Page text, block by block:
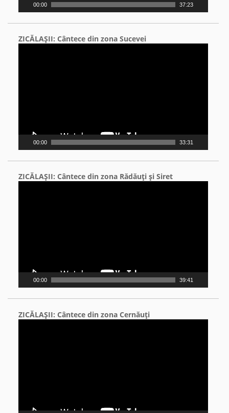
00:00 37:23
ZICĂLAŞII: Cântece din zona Sucevei
00:00 33:31
ZICĂLAŞII: Cântece din zona Rădăuţi şi Siret
00:00 39:41
ZICĂLAŞII: Cântece din zona Cernăuţi